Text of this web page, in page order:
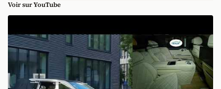
Voir sur YouTube